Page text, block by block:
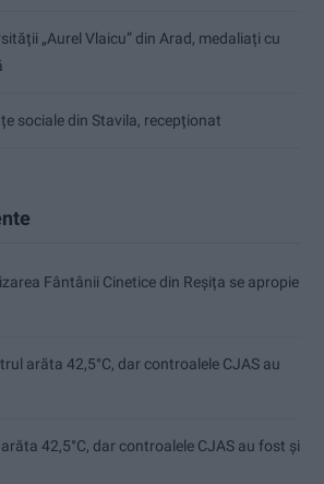
„Aurel Vlaicu” din Arad, medaliați cu
sociale din Stavila, recepționat
Fântânii Cinetice din Reșița se apropie
arăta 42,5°C, dar controalele CJAS au
42,5°C, dar controalele CJAS au fost și